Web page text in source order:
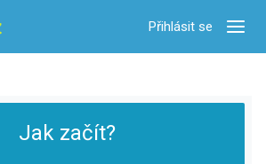
Přihlásit se
Jak začít?